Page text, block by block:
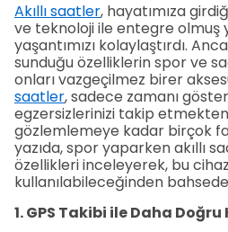
Akıllı saatler, hayatımıza
ve teknoloji ile entegre olmuş
yaşantımızı kolaylaştırdı.
sunduğu özelliklerin spor ve
onları vazgeçilmez birer
saatler, sadece zamanı
egzersizlerinizi takip
gözlemlemeye kadar birçok
yazıda, spor yaparken akıllı
özellikleri inceleyerek, bu
kullanılabileceğinden
1. GPS Takibi ile Daha